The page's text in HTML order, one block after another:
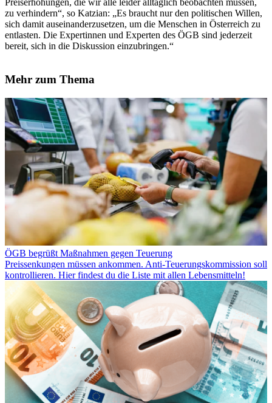
Preiserhöhungen, die wir alle leider alltäglich beobachten müssen,
zu verhindern“, so Katzian: „Es braucht nur den politischen Willen,
sich damit auseinanderzusetzen, um die Menschen in Österreich zu
entlasten. Die Expertinnen und Experten des ÖGB sind jederzeit
bereit, sich in die Diskussion einzubringen.“
Mehr zum Thema
ÖGB begrüßt Maßnahmen gegen Teuerung
Preissenkungen müssen ankommen. Anti-Teuerungskommission soll
kontrollieren. Hier findest du die Liste mit allen Lebensmitteln!